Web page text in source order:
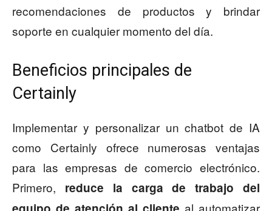
recomendaciones de productos y brindar
soporte en cualquier momento del día.
Beneficios principales de
Certainly
Implementar y personalizar un chatbot de IA
como Certainly ofrece numerosas ventajas
para las empresas de comercio electrónico.
Primero, reduce la carga de trabajo del